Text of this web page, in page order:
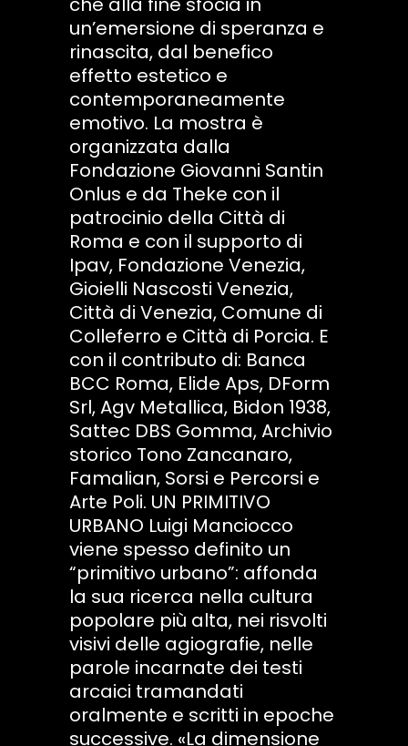
un’emersione di speranza e
rinascita, dal benefico
effetto estetico e
contemporaneamente
emotivo. La mostra è
organizzata dalla
Fondazione Giovanni Santin
Onlus e da Theke con il
patrocinio della Città di
Roma e con il supporto di
Ipav, Fondazione Venezia,
Gioielli Nascosti Venezia,
Città di Venezia, Comune di
Colleferro e Città di Porcia. E
con il contributo di: Banca
BCC Roma, Elide Aps, DForm
Srl, Agv Metallica, Bidon 1938,
Sattec DBS Gomma, Archivio
storico Tono Zancanaro,
Famalian, Sorsi e Percorsi e
Arte Poli. UN PRIMITIVO
URBANO Luigi Manciocco
viene spesso definito un
“primitivo urbano”: affonda
la sua ricerca nella cultura
popolare più alta, nei risvolti
visivi delle agiografie, nelle
parole incarnate dei testi
arcaici tramandati
oralmente e scritti in epoche
successive. «La dimensione